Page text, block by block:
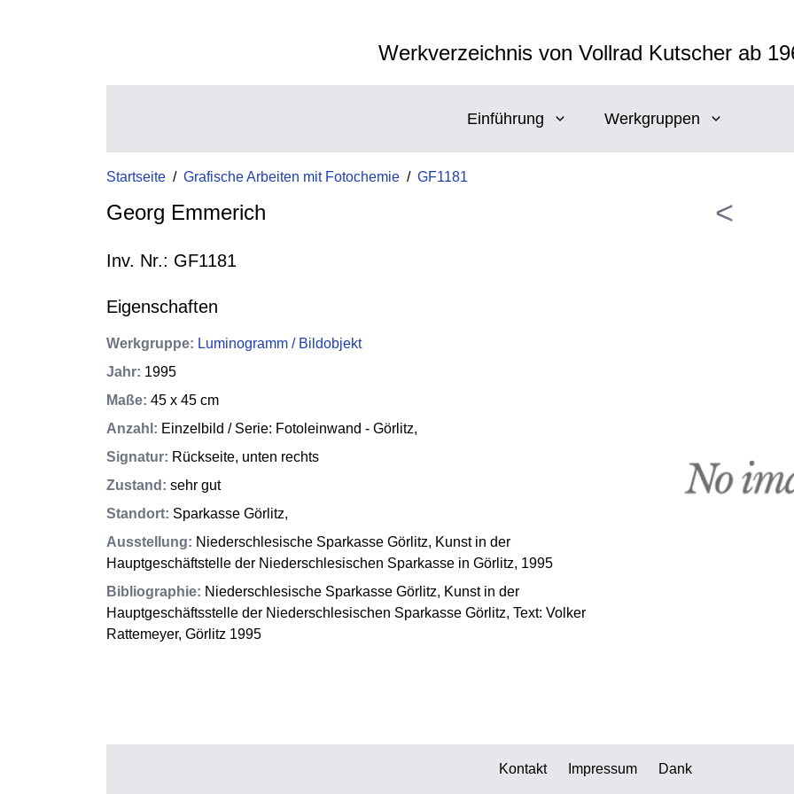
Werkverzeichnis von Vollrad Kutscher ab
Einführung Werkgruppen
Startseite / Grafische Arbeiten mit Fotochemie / GF1181
Georg Emmerich
Inv. Nr.: GF1181
Eigenschaften
Werkgruppe: Luminogramm / Bildobjekt
Jahr: 1995
Maße: 45 x 45 cm
Anzahl : Einzelbild / Serie: Fotoleinwand - Görlitz,
Signatur: Rückseite, unten rechts
Zustand : sehr gut
Standort: Sparkasse Görlitz,
Ausstellung: Niederschlesische Sparkasse Görlitz, Kunst in der
Hauptgeschäftstelle der Niederschlesischen Sparkasse in Görlitz, 1995
Bibliographie: Niederschlesische Sparkasse Görlitz, Kunst in der
Hauptgeschäftsstelle der Niederschlesischen Sparkasse Görlitz, Text: Volker
Rattemeyer, Görlitz 1995
<
Kontakt Impressum Dank